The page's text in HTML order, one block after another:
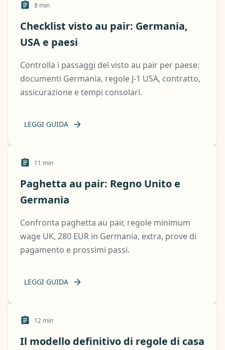
8 min
Checklist visto au pair: Germania,
USA e paesi
Controlla i passaggi del visto au pair per paese:
documenti Germania, regole J-1 USA, contratto,
assicurazione e tempi consolari.
LEGGI GUIDA
11 min
Paghetta au pair: Regno Unito e
Germania
Confronta paghetta au pair, regole minimum
wage UK, 280 EUR in Germania, extra, prove di
pagamento e prossimi passi.
LEGGI GUIDA
12 min
Il modello definitivo di regole di casa